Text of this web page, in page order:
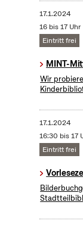
17.1.2024
16 bis 17 Uhr
Eintritt frei
MINT-
Wir
17.1.2024
16:30 bis 17
Eintritt frei